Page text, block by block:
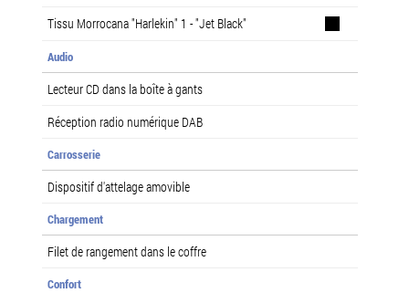
Tissu Morrocana "Harlekin" 1 - "Jet Black"
Audio
Lecteur CD dans la boîte à gants
Réception radio numérique DAB
Carrosserie
Dispositif d'attelage amovible
Chargement
Filet de rangement dans le coffre
Confort